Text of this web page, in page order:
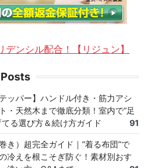
デンシル配合！【リジュン】
ッパー】ハンドル付き・筋力アシ
・天然木まで徹底分類！室内で“足
てる選び方＆続け方ガイド
91
き）超完全ガイド｜“着る布団”で
冷えを根こそぎ防ぐ！素材別おす